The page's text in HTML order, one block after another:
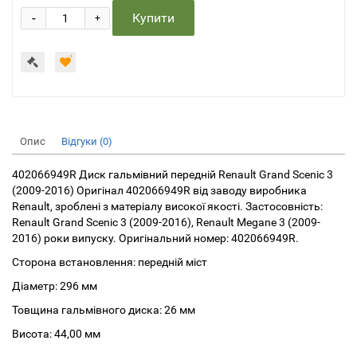
+
- Купити
Опис Відгуки (0)
402066949R Диск гальмівний передній Renault Grand Scenic 3
(2009-2016) Оригінал 402066949R від заводу виробника
Renault, зроблені з матеріалу високої якості. Застосовність:
Renault Grand Scenic 3 (2009-2016), Renault Megane 3 (2009-
2016) роки випуску. Оригінальний номер: 402066949R.
Сторона встановлення: передній міст
Діаметр: 296 мм
Товщина гальмівного диска: 26 мм
Висота: 44,00 мм